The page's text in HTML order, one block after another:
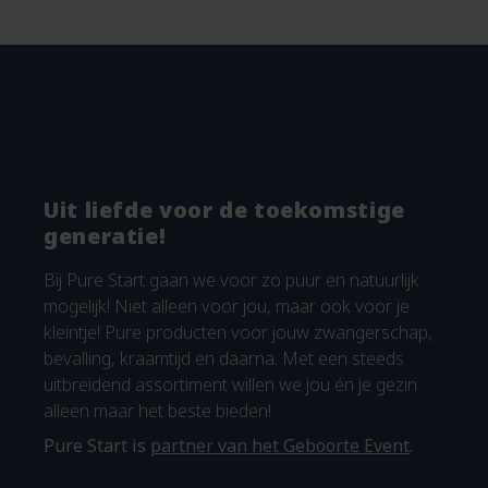
Uit liefde voor de toekomstige
generatie!
Bij Pure Start gaan we voor zo puur en natuurlijk
mogelijk! Niet alleen voor jou, maar ook voor je
kleintje! Pure producten voor jouw zwangerschap,
bevalling, kraamtijd en daarna. Met een steeds
uitbreidend assortiment willen we jou én je gezin
alleen maar het beste bieden!
Pure Start is partner van het Geboorte Event.